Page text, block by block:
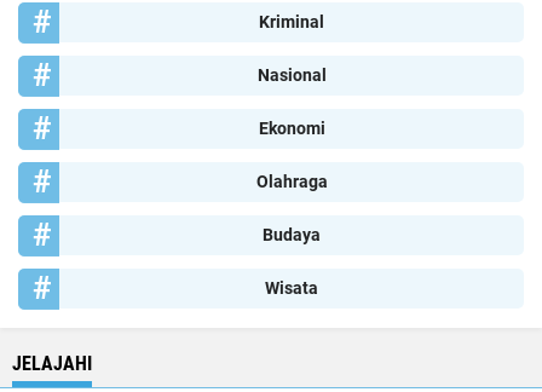
Kriminal
Nasional
Ekonomi
Olahraga
Budaya
Wisata
JELAJAHI